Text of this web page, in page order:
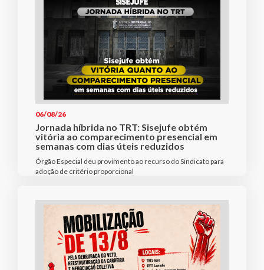
06/08/26
Jornada híbrida no TRT: Sisejufe obtém
vitória ao comparecimento presencial em
semanas com dias úteis reduzidos
Órgão Especial deu provimento ao recurso do Sindicato para
adoção de critério proporcional